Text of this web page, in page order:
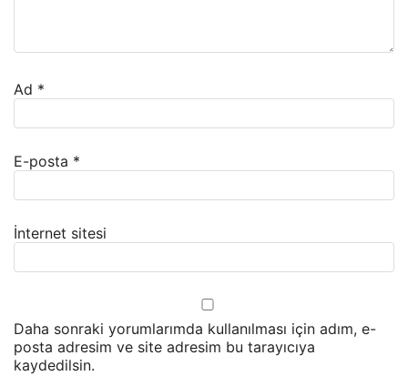
Ad *
E-posta *
İnternet sitesi
Daha sonraki yorumlarımda kullanılması için adım, e-
posta adresim ve site adresim bu tarayıcıya
kaydedilsin.